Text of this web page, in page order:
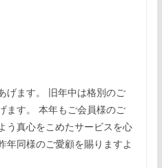
げます。 旧年中は格別のご
ます。 本年もご会員様のご
う真心をこめたサービスを心
年同様のご愛顧を賜りますよ